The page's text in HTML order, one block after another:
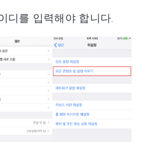
디를 입력해야 합니다.